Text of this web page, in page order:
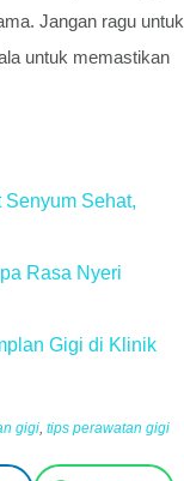
Jangan ragu untuk
untuk memastikan
Sehat,
Rasa Nyeri
Gigi di Klinik
gigi, tips perawatan gigi